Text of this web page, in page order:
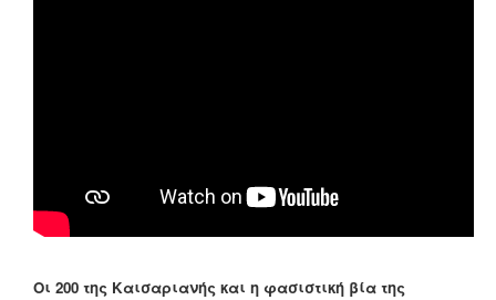
Οι 200 της Καισαριανής και η φασιστική βία της